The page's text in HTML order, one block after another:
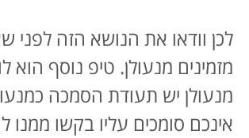
לכן וודאו את הנושא הזה לפני
מזמינים מנעולן. טיפ נוסף הוא
מנעולן יש תעודת הסמכה
אינכם סומכים עליו בקשו ממנו